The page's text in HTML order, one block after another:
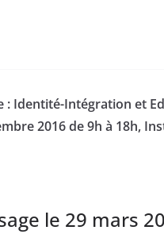
: Identité-Intégration et
2016 de 9h à 18h,
le 29 mars